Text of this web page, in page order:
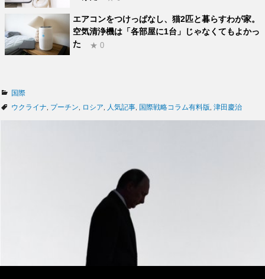
エアコンをつけっぱなし、猫2匹と暮らすわが家。
空気清浄機は「各部屋に1台」じゃなくてもよかっ
た
★ 0
カ
テ
国際
タ
ウクライナ プーチン ロシア 人気記事 国際戦略コラム有料版 津田慶治